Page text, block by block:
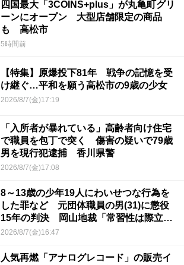
四国最大「3COINS+plus」が丸亀町グリ
ーンにオープン 大型店舗限定の商品
も 高松市
5時間前
【特集】原爆投下81年 戦争の記憶を受
け継ぐ…平和を願う高松市の9歳の少女
2026/8/7(金)17:19
「入所者が暴れている」高齢者向け住宅
で職員を包丁で突く 傷害の疑いで79歳
男を現行犯逮捕 香川県警
2026/8/7(金)17:08
8～13歳の少年19人にわいせつな行為を
した罪など 元団体職員の男(31)に懲役
15年の判決 岡山地裁「常習性は際立っ
ていて被害結果も非常に重い」
2026/8/7(金)16:47
人気再燃「アナログレコード」の販売イ